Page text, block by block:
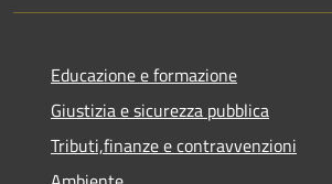
Educazione e formazione
Giustizia e sicurezza pubblica
Tributi,finanze e contravvenzioni